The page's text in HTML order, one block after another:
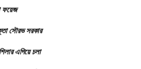
সৌরভ সরকার
এগিয়ে চলা